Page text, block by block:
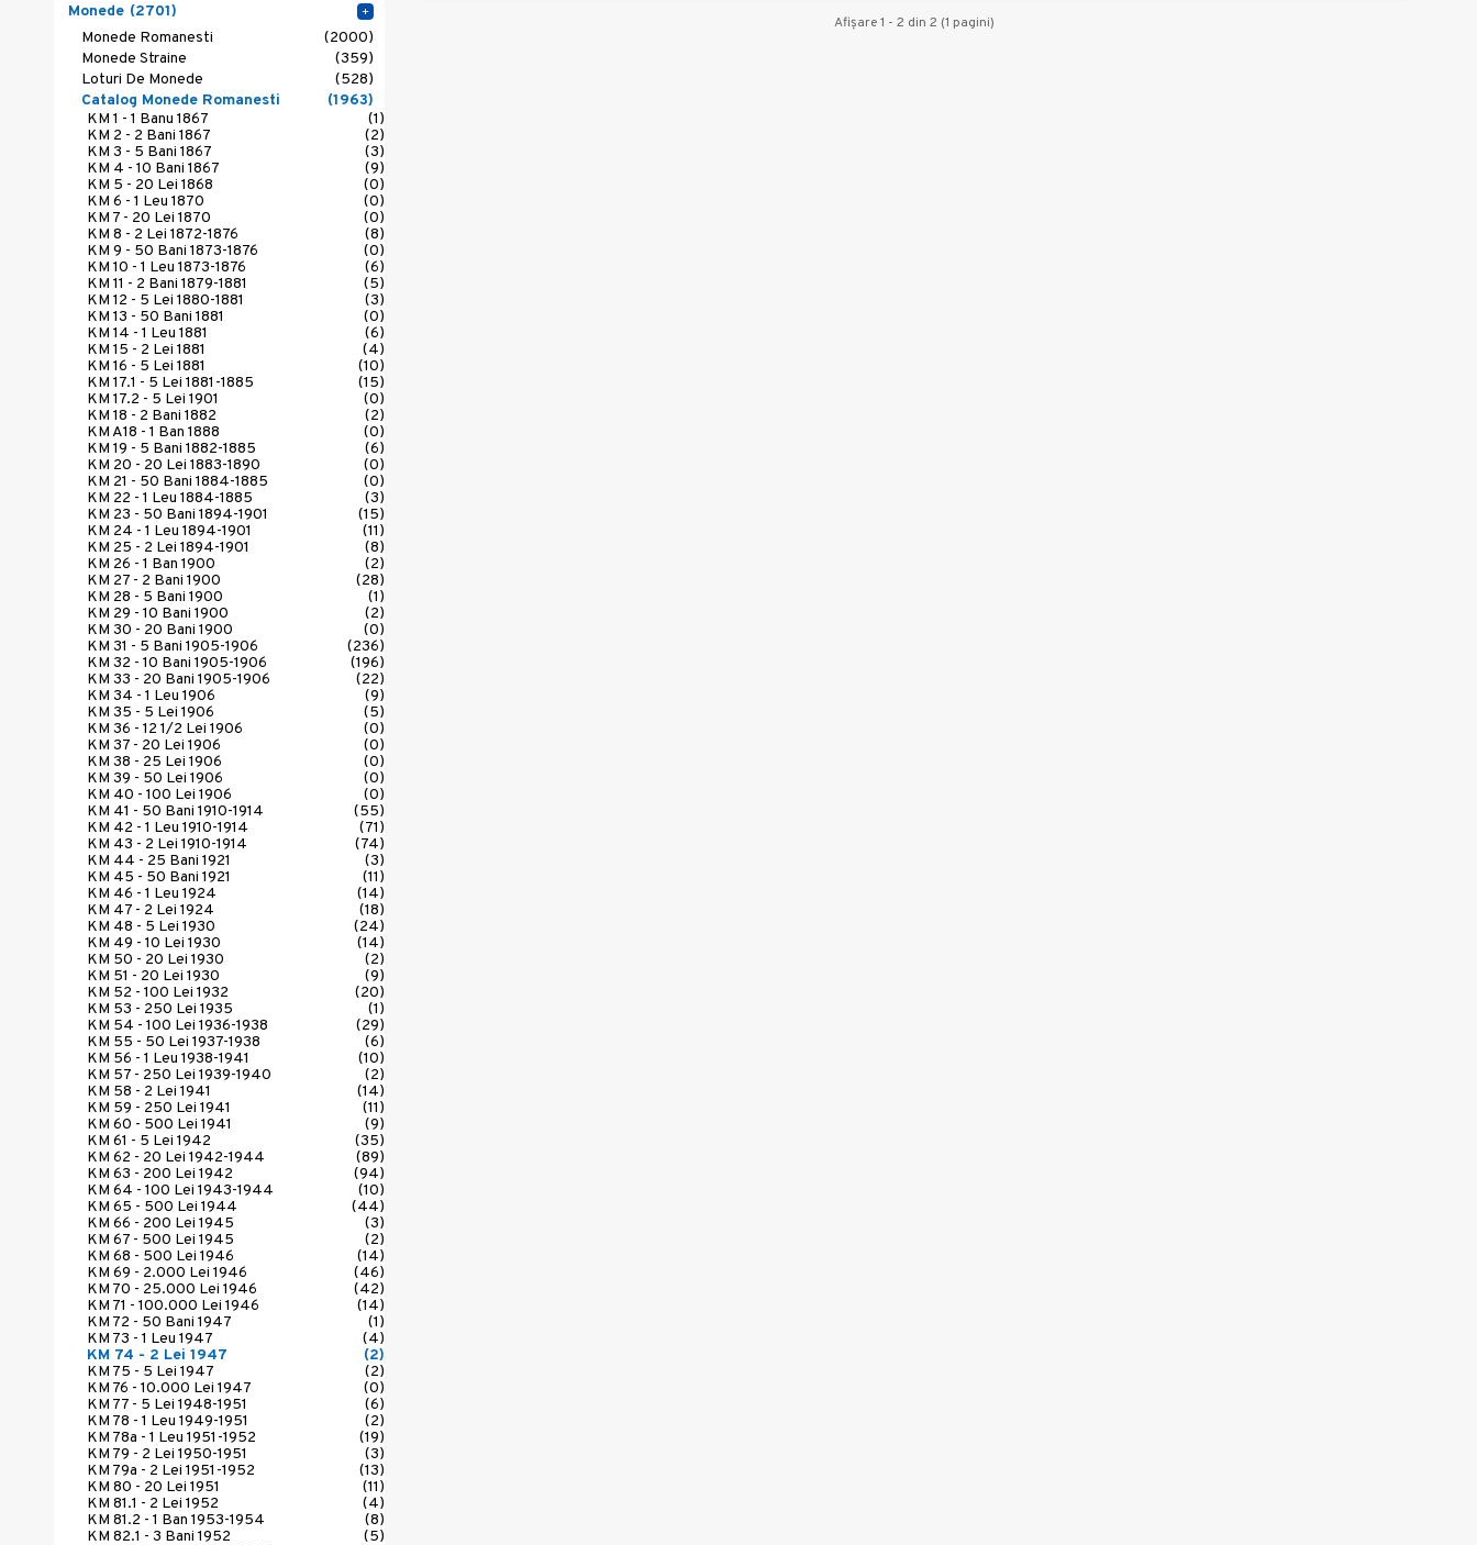
Monede (2701) +
Monede Romanesti
(2000)
Monede Straine
(359)
Loturi De Monede
(528)
Catalog Monede Romanesti
(1963)
KM 1 - 1 Banu 1867
(1)
KM 2 - 2 Bani 1867
(2)
KM 3 - 5 Bani 1867
(3)
KM 4 - 10 Bani 1867
(9)
KM 5 - 20 Lei 1868
(0)
KM 6 - 1 Leu 1870
(0)
KM 7 - 20 Lei 1870
(0)
KM 8 - 2 Lei 1872-1876
(8)
KM 9 - 50 Bani 1873-1876
(0)
KM 10 - 1 Leu 1873-1876
(6)
KM 11 - 2 Bani 1879-1881
(5)
KM 12 - 5 Lei 1880-1881
(3)
KM 13 - 50 Bani 1881
(0)
KM 14 - 1 Leu 1881
(6)
KM 15 - 2 Lei 1881
(4)
KM 16 - 5 Lei 1881
(10)
KM 17.1 - 5 Lei 1881-1885
(15)
KM 17.2 - 5 Lei 1901
(0)
KM 18 - 2 Bani 1882
(2)
KM A18 - 1 Ban 1888
(0)
KM 19 - 5 Bani 1882-1885
(6)
KM 20 - 20 Lei 1883-1890
(0)
KM 21 - 50 Bani 1884-1885
(0)
KM 22 - 1 Leu 1884-1885
(3)
KM 23 - 50 Bani 1894-1901
(15)
KM 24 - 1 Leu 1894-1901
(11)
KM 25 - 2 Lei 1894-1901
(8)
KM 26 - 1 Ban 1900
(2)
KM 27 - 2 Bani 1900
(28)
KM 28 - 5 Bani 1900
(1)
KM 29 - 10 Bani 1900
(2)
KM 30 - 20 Bani 1900
(0)
KM 31 - 5 Bani 1905-1906
(236)
KM 32 - 10 Bani 1905-1906
(196)
KM 33 - 20 Bani 1905-1906
(22)
KM 34 - 1 Leu 1906
(9)
KM 35 - 5 Lei 1906
(5)
KM 36 - 12 1/2 Lei 1906
(0)
KM 37 - 20 Lei 1906
(0)
KM 38 - 25 Lei 1906
(0)
KM 39 - 50 Lei 1906
(0)
KM 40 - 100 Lei 1906
(0)
KM 41 - 50 Bani 1910-1914
(55)
KM 42 - 1 Leu 1910-1914
(71)
KM 43 - 2 Lei 1910-1914
(74)
KM 44 - 25 Bani 1921
(3)
KM 45 - 50 Bani 1921
(11)
KM 46 - 1 Leu 1924
(14)
KM 47 - 2 Lei 1924
(18)
KM 48 - 5 Lei 1930
(24)
KM 49 - 10 Lei 1930
(14)
KM 50 - 20 Lei 1930
(2)
KM 51 - 20 Lei 1930
(9)
KM 52 - 100 Lei 1932
(20)
KM 53 - 250 Lei 1935
(1)
KM 54 - 100 Lei 1936-1938
(29)
KM 55 - 50 Lei 1937-1938
(6)
KM 56 - 1 Leu 1938-1941
(10)
KM 57 - 250 Lei 1939-1940
(2)
KM 58 - 2 Lei 1941
(14)
KM 59 - 250 Lei 1941
(11)
KM 60 - 500 Lei 1941
(9)
KM 61 - 5 Lei 1942
(35)
KM 62 - 20 Lei 1942-1944
(89)
KM 63 - 200 Lei 1942
(94)
KM 64 - 100 Lei 1943-1944
(10)
KM 65 - 500 Lei 1944
(44)
KM 66 - 200 Lei 1945
(3)
KM 67 - 500 Lei 1945
(2)
KM 68 - 500 Lei 1946
(14)
KM 69 - 2.000 Lei 1946
(46)
KM 70 - 25.000 Lei 1946
(42)
KM 71 - 100.000 Lei 1946
(14)
KM 72 - 50 Bani 1947
(1)
KM 73 - 1 Leu 1947
(4)
KM 74 - 2 Lei 1947
(2)
KM 75 - 5 Lei 1947
(2)
KM 76 - 10.000 Lei 1947
(0)
KM 77 - 5 Lei 1948-1951
(6)
KM 78 - 1 Leu 1949-1951
(2)
KM 78a - 1 Leu 1951-1952
(19)
KM 79 - 2 Lei 1950-1951
(3)
KM 79a - 2 Lei 1951-1952
(13)
KM 80 - 20 Lei 1951
(11)
KM 81.1 - 2 Lei 1952
(4)
KM 81.2 - 1 Ban 1953-1954
(8)
KM 82.1 - 3 Bani 1952
(5)
Afişare 1 - 2 din 2 (1 pagini)